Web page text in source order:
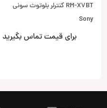
RM-X7BT کنترلر بلوتوث سونی
Sony
برای قیمت تماس بگیرید